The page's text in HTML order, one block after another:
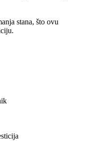
stana, što ovu